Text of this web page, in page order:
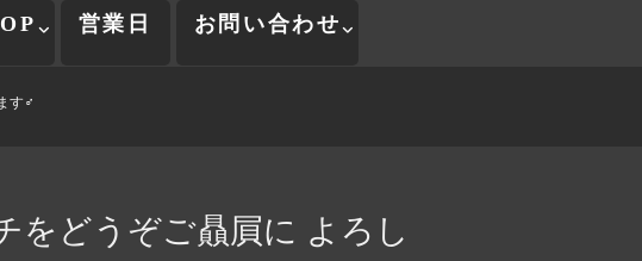
営業日 お問い合わせ
す‍♂️
をどうぞご贔屓に よろし